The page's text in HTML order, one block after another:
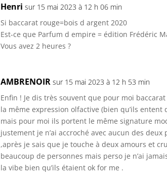
Henri sur 15 mai 2023 à 12 h 06 min
Si baccarat rouge=bois d argent 2020
Est-ce que Parfum d empire = édition Frédéric
Vous avez 2 heures ?
AMBRENOIR sur 15 mai 2023 à 12 h 53 min
Enfin ! Je dis très souvent que pour moi
la même expression olfactive (bien qu’ils
mais pour moi ils portent le même signature
justement je n’ai accroché avec aucun des
,après je sais que je touche à deux amours et
beaucoup de personnes mais perso je n’ai
la vibe bien qu’ils étaient ok for me .